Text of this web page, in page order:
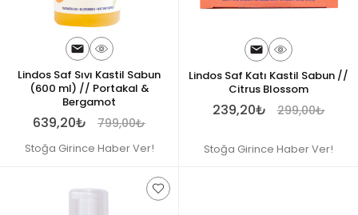
Lindos Saf Sıvı Kastil Sabun
(600 ml) // Portakal &
Bergamot
639,20₺ 799,00₺
Stoğa Girince Haber Ver!
Lindos Saf Katı Kastil Sabun //
Citrus Blossom
239,20₺ 299,00₺
Stoğa Girince Haber Ver!